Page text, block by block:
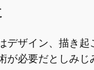
デザイン、描き起
が必要だとしみじ